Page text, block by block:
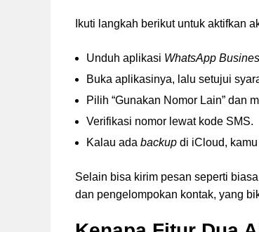
Ikuti langkah berikut untuk aktifkan
Unduh aplikasi WhatsApp
Buka aplikasinya, lalu setujui
Pilih “Gunakan Nomor Lain” dan
Verifikasi nomor lewat kode SMS.
Kalau ada backup di iCloud,
Selain bisa kirim pesan seperti
dan pengelompokan kontak, yang